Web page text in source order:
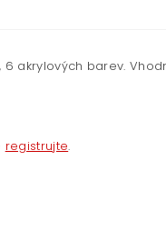
akrylových barev.
registrujte.